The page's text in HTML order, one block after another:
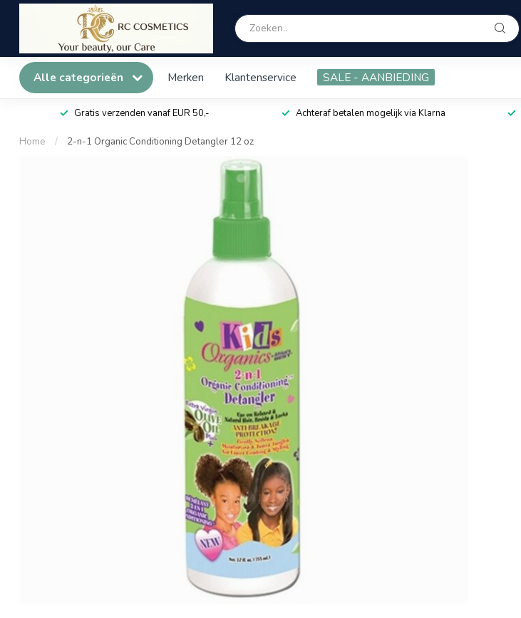
Alle categorieën Merken Klantenservice SALE - AANBIEDING
Gratis verzenden vanaf EUR 50,- Achteraf betalen mogelijk via Klarna
Home / 2-n-1 Organic Conditioning Detangler 12 oz